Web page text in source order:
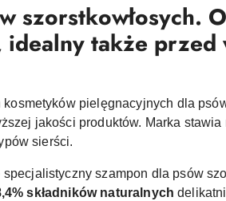
szorstkowłosych.
także przed
pielęgnacyjnych dla
jakości produktów. Marka
sierści.
specjalistyczny szampon dla psów
składników naturalnych